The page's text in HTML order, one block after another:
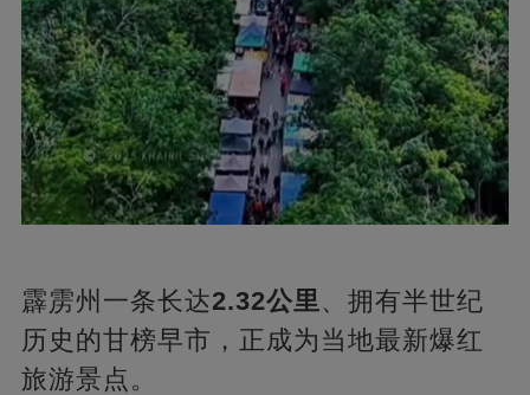
霹雳州一条长达2.32公里 、拥有半世纪
历史的甘榜早市，正成为当地最新爆红
旅游景点。